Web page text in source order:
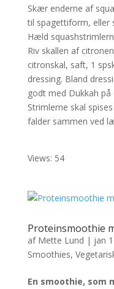
Skær enderne af
til spagettiform, eller
Hæld
Riv skallen af
citronskal, saft, 1
dressing. Bland
godt med Dukkah
Strimlerne skal
falder sammen ved
Views: 54
Proteinsmoothie
af Mette Lund | jan
Smoothies,
En smoothie, som